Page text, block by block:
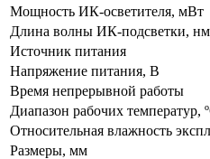
Мощность ИК-осветителя, мВт
Длина волны ИК-подсветки, нм
Источник питания
Напряжение питания, В
Время непрерывной работы
Диапазон рабочих температур,
Относительная влажность
Размеры, мм